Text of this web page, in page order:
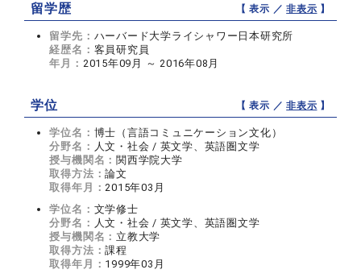
留学歴 【 表示 ／非表示 】
留学先： ハーバード大学ライシャワー日本研究所
経歴名： 客員研究員
年月： 2015年09月 ～ 2016年08月
学位 【 表示 ／非表示 】
学位名： 博士（言語コミュニケーション文化）
分野名： 人文・社会 / 英文学、英語圏文学
授与機関名： 関西学院大学
取得方法：論文
取得年月： 2015年03月
学位名： 文学修士
分野名： 人文・社会 / 英文学、英語圏文学
授与機関名： 立教大学
取得方法：課程
取得年月： 1999年03月